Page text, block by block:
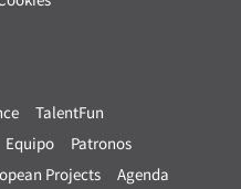
TalentFun
Equipo
Patronos
Projects
Agenda